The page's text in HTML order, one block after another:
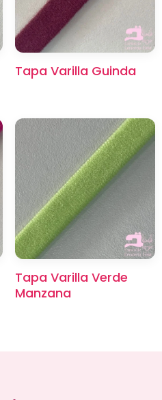
Tapa Varilla Guinda
Tapa Varilla Verde
Manzana